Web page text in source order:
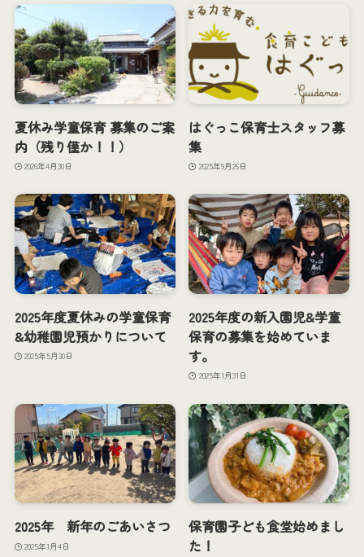
夏休み学童保育 募集のご案
内（残り僅か！！）
2026年4月30日
はぐっこ保育士スタッフ募
集
2025年9月26日
2025年度夏休みの学童保育
&幼稚園児預かりについて
2025年5月30日
2025年度の新入園児&学童
保育の募集を始めていま
す。
2025年1月31日
2025年 新年のごあいさつ
2025年1月4日
保育園子ども食堂始めまし
た！